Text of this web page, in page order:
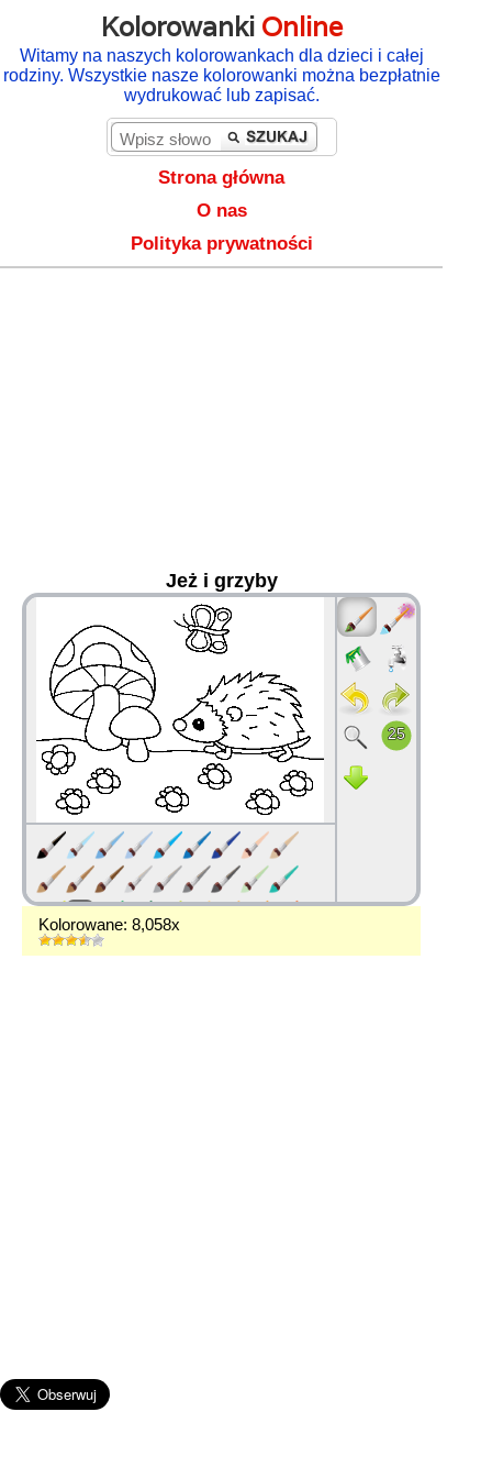
Kolorowanki Online
Witamy na naszych kolorowankach dla dzieci i całej
rodziny. Wszystkie nasze kolorowanki można bezpłatnie
wydrukować lub zapisać.
Strona główna
O nas
Polityka prywatności
Jeż i grzyby
Kolorowane: 8,058x